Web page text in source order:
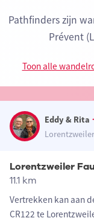
Pathfinders zijn
Prévent
Toon alle
Eddy & Rita
Lorentzweiler
11.1 km
Vertrekken kan aan
CR122 te